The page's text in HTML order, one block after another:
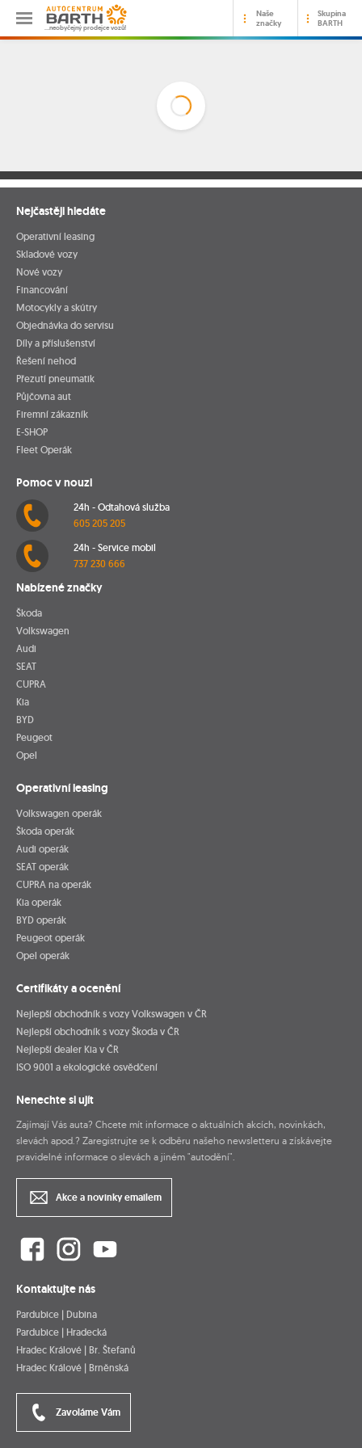
…neobyčejný prodejce vozů!
Naše
značky
Skupina
BARTH
Nejčastěji hledáte
Operativní leasing
Skladové vozy
Nové vozy
Financování
Motocykly a skútry
Objednávka do servisu
Díly a příslušenství
Řešení nehod
Přezutí pneumatik
Půjčovna aut
Firemní zákazník
E-SHOP
Fleet Operák
Pomoc v nouzi
24h - Odtahová služba
605 205 205
24h - Service mobil
737 230 666
Nabízené značky
Škoda
Volkswagen
Audi
SEAT
CUPRA
Kia
BYD
Peugeot
Opel
Operativní leasing
Volkswagen operák
Škoda operák
Audi operák
SEAT operák
CUPRA na operák
Kia operák
BYD operák
Peugeot operák
Opel operák
Certifikáty a ocenění
Nejlepší obchodník s vozy Volkswagen v ČR
Nejlepší obchodník s vozy Škoda v ČR
Nejlepší dealer Kia v ČR
ISO 9001 a ekologické osvědčení
Nenechte si ujít
Zajímají Vás auta? Chcete mít informace o aktuálních akcích, novinkách,
slevách apod.? Zaregistrujte se k odběru našeho newsletteru a získávejte
pravidelné informace o slevách a jiném "autodění".
Akce a novinky emailem
Kontaktujte nás
Pardubice | Dubina
Pardubice | Hradecká
Hradec Králové | Br. Štefanů
Hradec Králové | Brněnská
Zavoláme Vám